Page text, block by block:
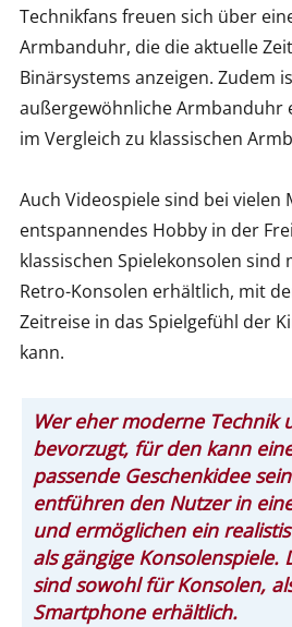
Technikfans freuen sich über
Armbanduhr, die die aktuelle
Binärsystems anzeigen. Zudem
außergewöhnliche Armbanduhr
im Vergleich zu klassischen
Auch Videospiele sind bei vielen
entspannendes Hobby in der
klassischen Spielekonsolen sind
Retro-Konsolen erhältlich, mit
Zeitreise in das Spielgefühl der
kann.
Wer eher moderne Technik
bevorzugt, für den kann
passende Geschenkidee
entführen den Nutzer in
und ermöglichen ein
als gängige Konsolenspiele.
sind sowohl für Konsolen,
Smartphone erhältlich.